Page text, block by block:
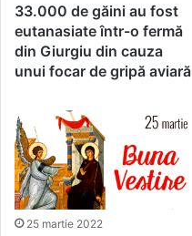
33.000 de găini au fost
eutanasiate într-o fermă
din Giurgiu din cauza
unui focar de gripă aviară
25 martie 2022